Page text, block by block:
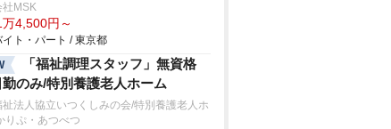
社MSK
万4,500円～
イト・パート / 東京都
「福祉調理スタッフ」無資格
のみ/特別養護老人ホーム
祉法人協立いつくしみの会/特別養護老人ホ
りぷ・あつべつ